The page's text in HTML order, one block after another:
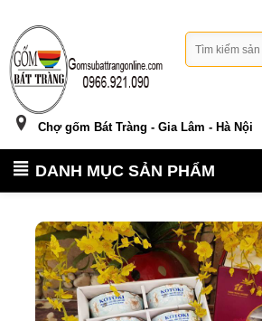
Chợ gốm Bát Tràng - Gia Lâm - Hà Nội
DANH MỤC SẢN PHẨM